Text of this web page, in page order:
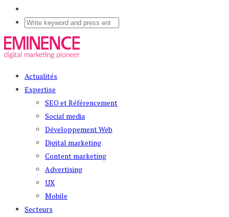
Actualités
Expertise
SEO et Référencement
Social media
Développement Web
Digital marketing
Content marketing
Advertising
UX
Mobile
Secteurs